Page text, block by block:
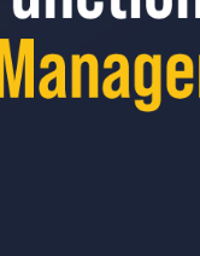
min
förändrar spelplanen